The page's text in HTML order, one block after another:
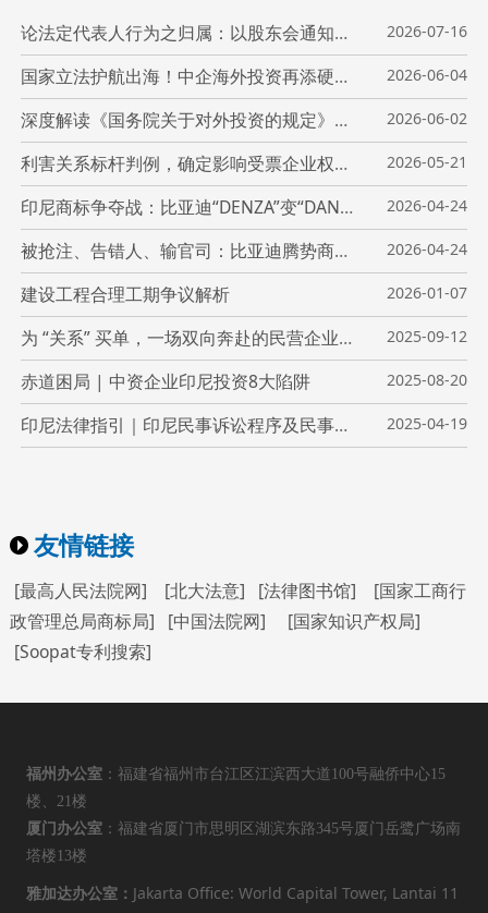
论法定代表人行为之归属：以股东会通知催告效力为视角——兼议“召集权”与“代表权”的功能界分 2026-07-16
国家立法护航出海！中企海外投资再添硬核保障 2026-06-04
深度解读《国务院关于对外投资的规定》六大全新突破 2026-06-02
利害关系标杆判例，确定影响受票企业权利——上铁法院典型案例评析 2026-05-21
印尼商标争夺战：比亚迪“DENZA”变“DANZA” 2026-04-24
被抢注、告错人、输官司：比亚迪腾势商标再次折戟印尼最高法院 2026-04-24
建设工程合理工期争议解析 2026-01-07
为 “关系” 买单，一场双向奔赴的民营企业出海骗局 2025-09-12
赤道困局 | 中资企业印尼投资8大陷阱 2025-08-20
印尼法律指引｜印尼民事诉讼程序及民事诉讼流程 2025-04-19
友情链接
[最高人民法院网] [北大法意] [法律图书馆]
[国家工商行
政管理总局商标局]
[中国法院网]
[国家知识产权局]
[Soopat专利搜索]
福州办公室 ：福建省福州市台江区江滨西大道100号融侨中心15
楼、21楼
厦门办公室 ：福建省厦门市思明区湖滨东路345号厦门岳鹭广场南
塔楼13楼
雅加达办公室： Jakarta Office: World Capital Tower, Lantai 11